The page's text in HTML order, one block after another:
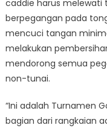
caddie harus melewati
berpegangan pada
mencuci tangan
melakukan
mendorong semua
non-tunai.
“Ini adalah Turnamen
bagian dari rangkaian